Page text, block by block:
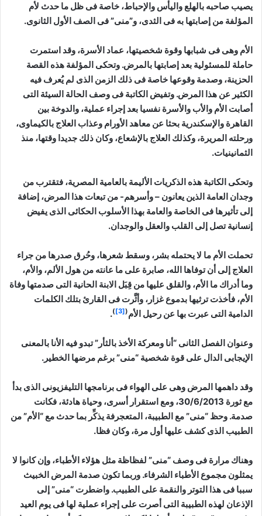
يصيب صاحبه بالهلع واليأس والإحباط، خاصة فى ظل ما حدث لأم
المؤلفة من إصابتها به فى الثدى، و”منى” فى الصف الأول الثانوى.
الأم وهى فى شبابها وقوة شخصيتها، عماد الأسرة، وقد استمرت
حاملة للمسئولية بعد إصابتها بالمرض. وتحكى المؤلفة هذه القصة
الحزينة، وصدمة وقوعها خاصة فى ذلك الزمن الذى لم يُعرف فيه
الكثير عن هذا المرض. وتفيض الكاتبة فى وصف الحالة السيئة التى
أصابت الأم والأب والأسرة نفسيا بعد إجراء عملية، والدوخة بين
القاهرة والإسكندرية بحثا عن معاهد الأورام وعذاب العلاج بالكيماوى،
ورحلته المريرة، وكذلك العلاج بالإشعاع، وكان ذلك جديدا وقتها، منذ
الثمانينيات.
وتحكى الكاتبة هذه الذكريات الأليمة بالعامية المصرية، فتقترب من
وجدان العامة الذين يعانون – وأسرهم- من تبعات هذا المرض، إضافة
إلى تأثيرها فى الخاصة والعامة بهذا الأسلوب الحكائى الذى يفيض
إنسانية تصل إلى القلب والعقل والوجدان.
تحملت الأم ما لا يحتمله بشر، وسقط شعرها، وحُرق صدرها من جراء
العلاج إلى أن توفاها الله، صابرة على ما عانته من هول الألم، والأم،
وما أدراك ما الأم، والقلق عليها من قِبَل الابنة الحانية التى صدمتها وفاة
الأم، فأخذت ترثيها بدموع غزار، وأثَّرت فى القارئ بتلك الكلمات
الدامية التى عبرت بها عن رحيل الأم(
[3]
)
.
وعنوان الفصل الثانى “أنا ومعركة الأخذ بالثأر” تبدو فيه الأنا بالمعنى
الإيجابى الدال على قوة شخصية “منى” برغم مرضها الخطير.
وقد داهمها المرض وهى على الهواء فى برنامجها التليفزيونى الذى بدأ
مع ثورة 30/6/2013، ومع استقرار أسرى، وحياة هادئة، فكانت
صدمة. وحظ “منى” مع الطبيبة، المتعجرفة يذكِّر بما حدث مع “الأم” من
الطبيب الذى كشف عليها أول مرة، وكان فظا.
وهناك مرارة فى وصف “منى” لفظاظة مثل هؤلاء الأطباء، وإن كانوا لا
يمثلون مجموع الأطباء الشرفاء. وربما تكون صدمة المرض الخبيث
سببا فى هذا التوتر والنقمة على الطبيب. واضطرت “منى” إلى
الإذعان لهذه الطبيبة التى أصرت على إجراء عملية لها فى يوم العيد